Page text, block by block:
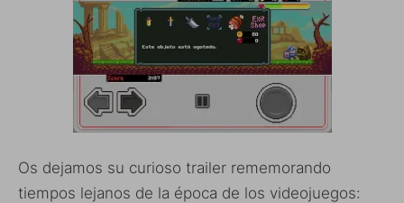
Os dejamos su curioso trailer rememorando
tiempos lejanos de la época de los videojuegos: